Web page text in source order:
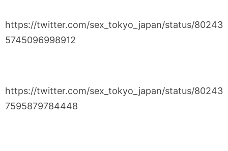
https://twitter.com/sex_tokyo_japan/status/80243
5745096998912
https://twitter.com/sex_tokyo_japan/status/80243
7595879784448